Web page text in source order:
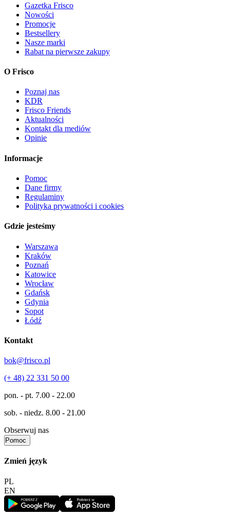
Gazetka Frisco
Nowości
Promocje
Bestsellery
Nasze marki
Rabat na pierwsze zakupy
O Frisco
Poznaj nas
KDR
Frisco Friends
Aktualności
Kontakt dla mediów
Opinie
Informacje
Pomoc
Dane firmy
Regulaminy
Polityka prywatności i cookies
Gdzie jesteśmy
Warszawa
Kraków
Poznań
Katowice
Wrocław
Gdańsk
Gdynia
Sopot
Łódź
Kontakt
bok@frisco.pl
(+ 48) 22 331 50 00
pon. - pt. 7.00 - 22.00
sob. - niedz. 8.00 - 21.00
Obserwuj nas
Pomoc
Zmień język
PL
EN